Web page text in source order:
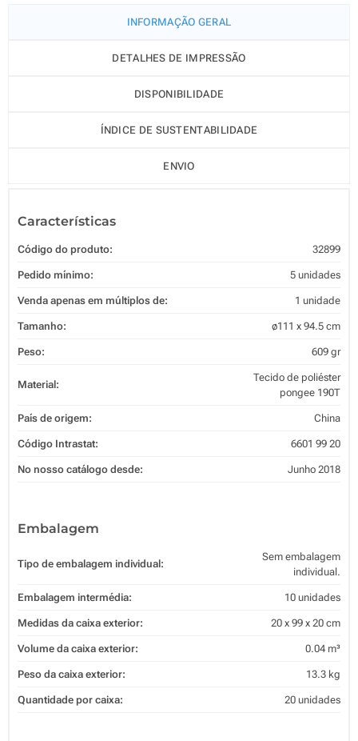
INFORMAÇÃO GERAL
DETALHES DE IMPRESSÃO
DISPONIBILIDADE
ÍNDICE DE SUSTENTABILIDADE
ENVIO
Características
Código do produto: 32899
Pedido mínimo: 5 unidades
Venda apenas em múltiplos de: 1 unidade
Tamanho: ø111 x 94.5 cm
Peso: 609 gr
Material:
Tecido de poliéster
pongee 190T
País de origem: China
Código Intrastat: 6601 99 20
No nosso catálogo desde: Junho 2018
Embalagem
Tipo de embalagem individual:
Sem embalagem
individual.
Embalagem intermédia: 10 unidades
Medidas da caixa exterior: 20 x 99 x 20 cm
Volume da caixa exterior: 0.04 m³
Peso da caixa exterior: 13.3 kg
Quantidade por caixa: 20 unidades